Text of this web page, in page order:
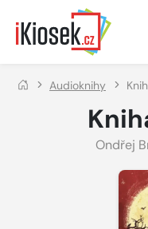
Přejít na hlavní obsah
Audioknihy
Ondřej